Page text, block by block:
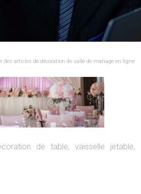
des articles de décoration de salle de mariage en ligne
de table, vaisselle jetable,